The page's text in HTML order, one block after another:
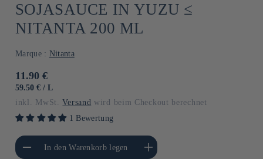
SOJASAUCE IN YUZU ≤
NITANTA 200 ML
Marque : Nitanta
Normaler
Preis
11.90 €
GRUNDPREIS
59.50 € / PRO
L
inkl. MwSt.Versand wird beim Checkout berechnet
1 Bewertung
die Menge für
TitleIn den Warenkorb legen
Erhöhe die Menge für Default
Title